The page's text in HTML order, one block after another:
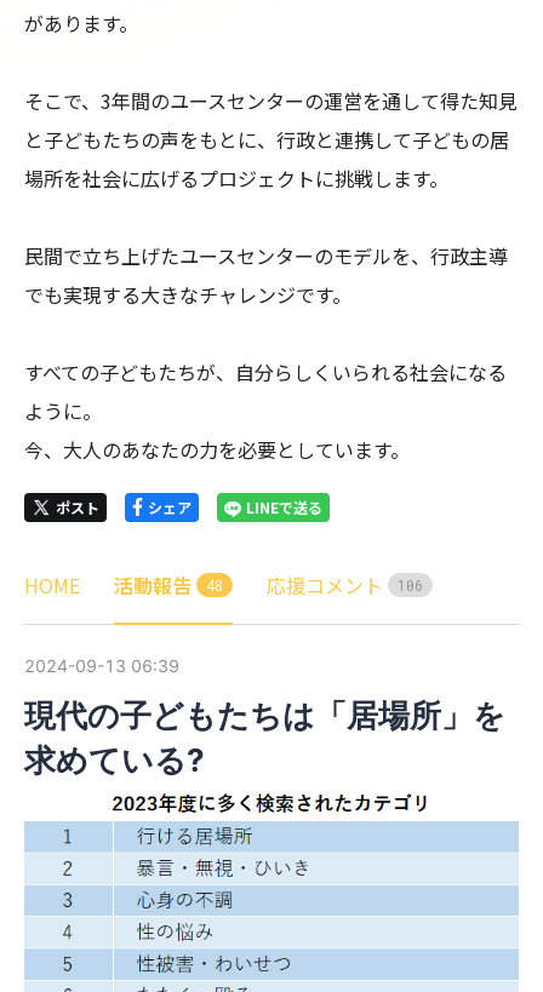
があります。
そこで、3年間のユースセンターの運営を通して得た知見
と子どもたちの声をもとに、行政と連携して子どもの居
場所を社会に広げるプロジェクトに挑戦します。
民間で立ち上げたユースセンターのモデルを、行政主導
でも実現する大きなチャレンジです。
すべての子どもたちが、自分らしくいられる社会になる
ように。
今、大人のあなたの力を必要としています。
ポスト シェア LINEで送る
HOME 活動報告 48 応援コメント 1 06
2024-09-13 06:39
現代の子どもたちは「居場所」を
求めている?